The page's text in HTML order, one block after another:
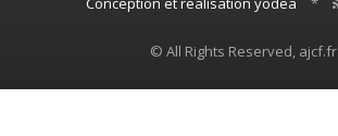
© All Rights Reserved, ajcf.fr